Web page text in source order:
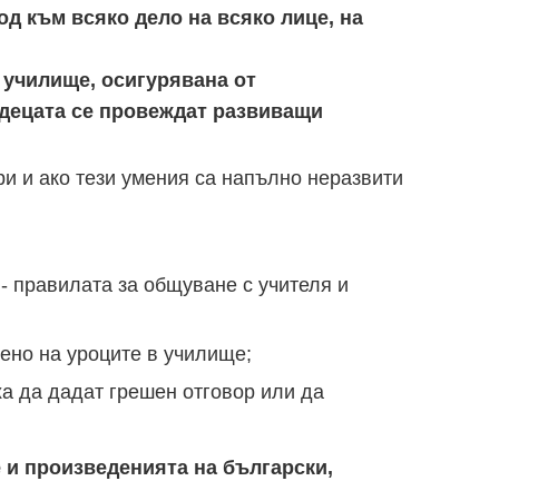
към всяко дело на всяко лице, на
осигурявана от
се провеждат развиващи
и ако тези умения са напълно неразвити
правилата за общуване с учителя и
на уроците в училище;
да дадат грешен отговор или да
произведенията на български,